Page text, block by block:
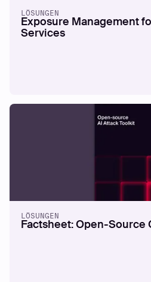
Mehr lesen
LÖSUNGEN
Exposure Management
Services
LÖSUNGEN
Factsheet: Open-Source